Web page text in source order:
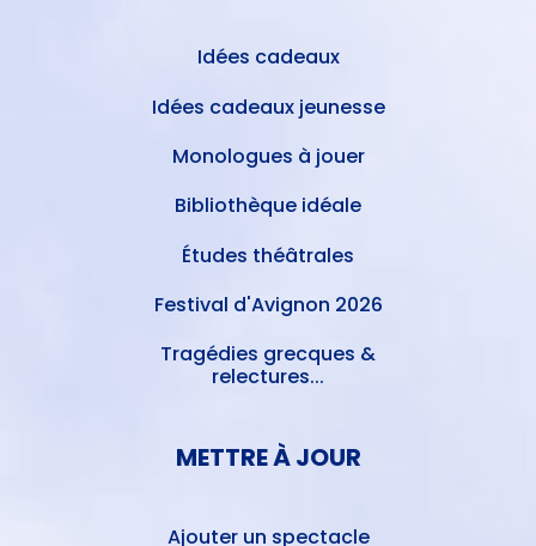
Idées cadeaux
Idées cadeaux jeunesse
Monologues à jouer
Bibliothèque idéale
Études théâtrales
Festival d'Avignon 2026
Tragédies grecques &
relectures...
METTRE À JOUR
Ajouter un spectacle